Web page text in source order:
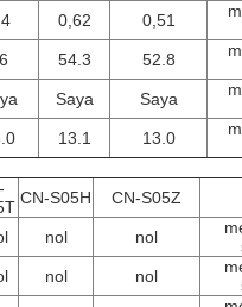
0,62 0,51
54.3 52.8
Saya Saya
13.1 13.0
CN-S05H CN-S05Z
nol nol
nol nol